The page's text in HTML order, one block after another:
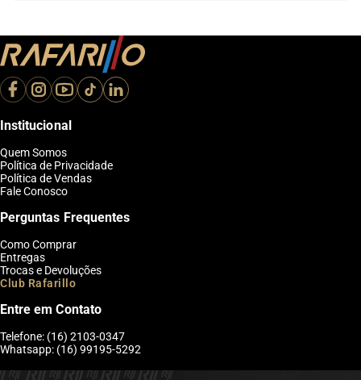
Institucional
Quem Somos
Política de Privacidade
Política de Vendas
Fale Conosco
Perguntas Frequentes
Como Comprar
Entregas
Trocas e Devoluções
Club Rafarillo
Entre em Contato
Telefone: (16) 2103-0347
Whatsapp: (16) 99195-5292